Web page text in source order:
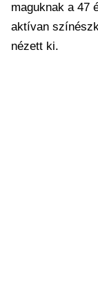
maguknak a 47
aktívan
nézett ki.